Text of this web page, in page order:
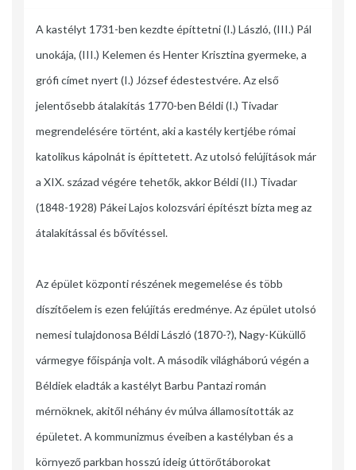
A kastélyt 1731-ben kezdte építtetni (I.) László, (III.) Pál
unokája, (III.) Kelemen és Henter Krisztina gyermeke, a
grófi címet nyert (I.) József édestestvére. Az első
jelentősebb átalakítás 1770-ben Béldi (I.) Tivadar
megrendelésére történt, aki a kastély kertjébe római
katolikus kápolnát is építtetett. Az utolsó felújítások már
a XIX. század végére tehetők, akkor Béldi (II.) Tivadar
(1848-1928) Pákei Lajos kolozsvári építészt bízta meg az
átalakítással és bővítéssel.
Az épület központi részének megemelése és több
díszítőelem is ezen felújítás eredménye. Az épület utolsó
nemesi tulajdonosa Béldi László (1870-?), Nagy-Küküllő
vármegye főispánja volt. A második világháború végén a
Béldiek eladták a kastélyt Barbu Pantazi román
mérnöknek, akitől néhány év múlva államosították az
épületet. A kommunizmus éveiben a kastélyban és a
környező parkban hosszú ideig úttörőtáborokat